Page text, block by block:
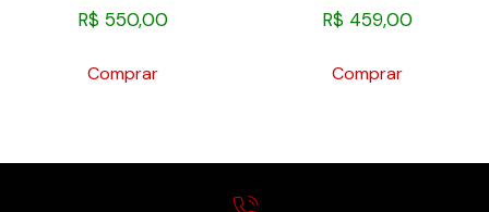
R$550,00
Comprar
R$459,00
Comprar